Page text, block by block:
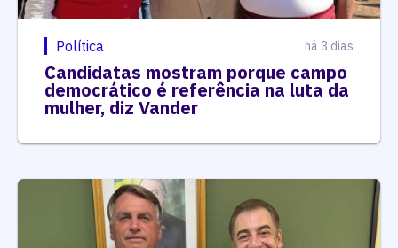
Política há 3 dias
Candidatas mostram porque campo
democrático é referência na luta da
mulher, diz Vander